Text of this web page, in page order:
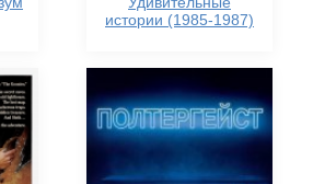
истории (1985-1987)